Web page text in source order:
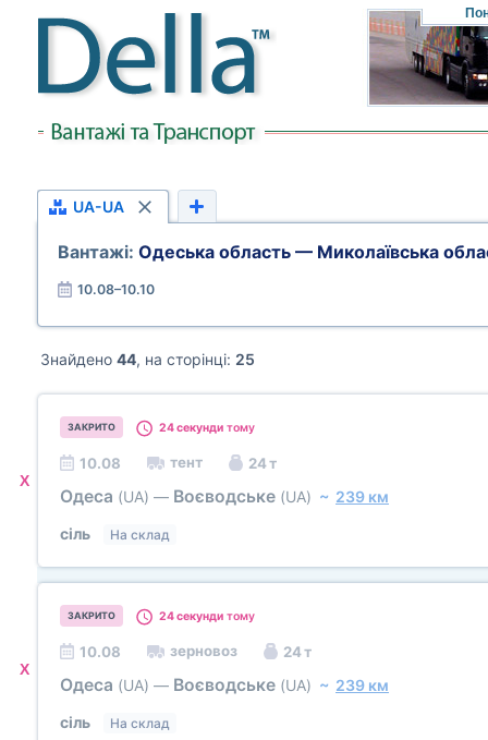
UA-UA
Вантажі: Одеська область — Миколаївська
10.08–10.10
Знайдено 44, на сторінці: 25
X
ЗАКРИТО 24 секунди тому
10.08 тент 24 т
Одеса (UA) — Воєводське (UA) ~ 239 км
сіль
На склад
X
ЗАКРИТО 24 секунди тому
10.08 зерновоз 24 т
Одеса (UA) — Воєводське (UA) ~ 239 км
сіль
На склад